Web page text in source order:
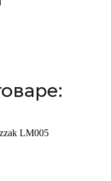
LM005